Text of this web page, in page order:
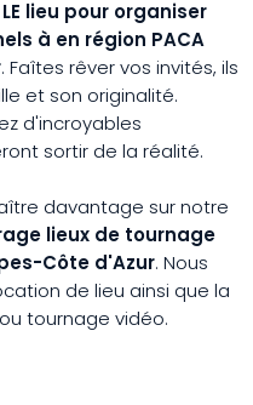
LE lieu pour organiser
à en région PACA
. Faîtes rêver vos invités, ils
et son originalité.
d'incroyables
sortir de la réalité.
davantage sur notre
lieux de tournage
Côte d'Azur. Nous
de lieu ainsi que la
tournage vidéo.